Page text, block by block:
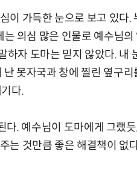
이 가득한 눈으로 보고 있다.
의심 많은 인물로 예수님의
자 도마는 믿지 않았다. 내
못자국과 창에 찔린 옆구
다.
. 예수님이 도마에게 그랬듯
는 것만큼 좋은 해결책이 없